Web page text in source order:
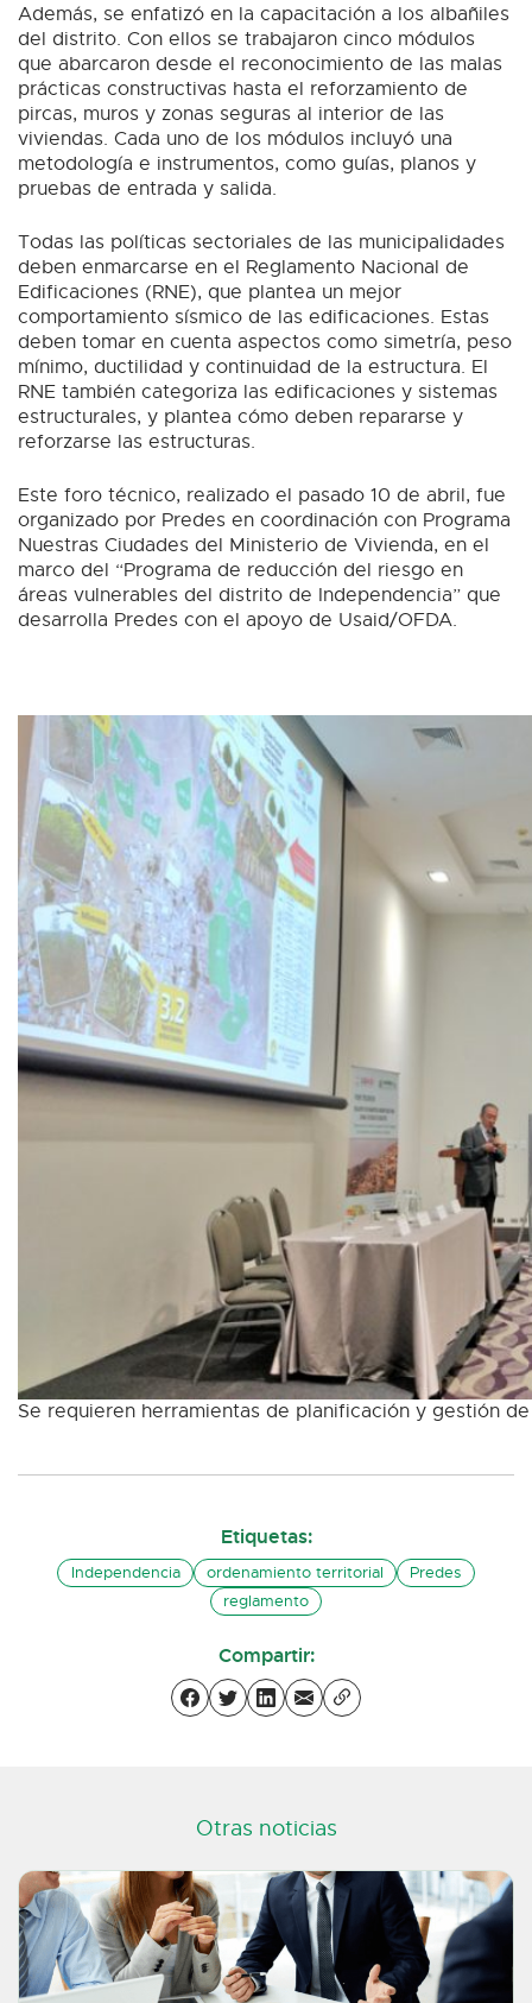
Además, se enfatizó en la capacitación a los albañiles
del distrito. Con ellos se trabajaron cinco módulos
que abarcaron desde el reconocimiento de las malas
prácticas constructivas hasta el reforzamiento de
pircas, muros y zonas seguras al interior de las
viviendas. Cada uno de los módulos incluyó una
metodología e instrumentos, como guías, planos y
pruebas de entrada y salida.
Todas las políticas sectoriales de las municipalidades
deben enmarcarse en el Reglamento Nacional de
Edificaciones (RNE), que plantea un mejor
comportamiento sísmico de las edificaciones. Estas
deben tomar en cuenta aspectos como simetría, peso
mínimo, ductilidad y continuidad de la estructura. El
RNE también categoriza las edificaciones y sistemas
estructurales, y plantea cómo deben repararse y
reforzarse las estructuras.
Este foro técnico, realizado el pasado 10 de abril, fue
organizado por Predes en coordinación con Programa
Nuestras Ciudades del Ministerio de Vivienda, en el
marco del “Programa de reducción del riesgo en
áreas vulnerables del distrito de Independencia” que
desarrolla Predes con el apoyo de Usaid/OFDA.
Se requieren herramientas de planificación y gestión
Etiquetas:
Independencia ordenamiento territorial
Predes
reglamento
Compartir:
Otras noticias